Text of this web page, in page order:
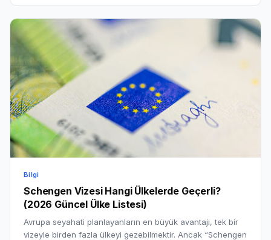
Bilgi
Schengen Vizesi Hangi Ülkelerde Geçerli?
(2026 Güncel Ülke Listesi)
Avrupa seyahati planlayanların en büyük avantajı, tek bir
vizeyle birden fazla ülkeyi gezebilmektir. Ancak “Schengen